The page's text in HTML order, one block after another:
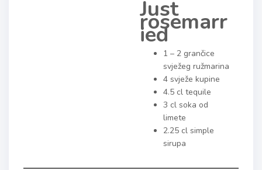
Just
rosemarr
ied
1 – 2 grančice
svježeg ružmarina
4 svježe kupine
4.5 cl tequile
3 cl soka od
limete
2.25 cl simple
sirupa